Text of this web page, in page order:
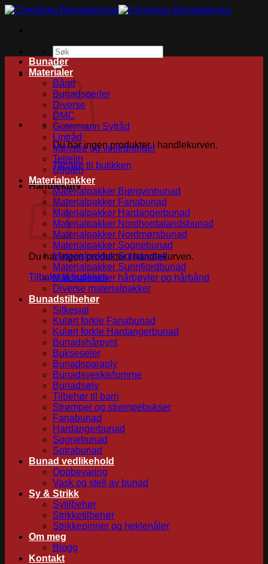
Skip
Søk
etter:
Du har ingen produkter i handlekurven.
Tilbake til butikken
Handlekurv
Du har ingen produkter i handlekurven.
Tilbake til butikken
Bunader
Materialer
Bånd
Bunadsperler
Diverse
DMC
Gütermann Sytråd
Lintråd
Mønstre og veiledninger
Tellelin
Ullgarn
Materialpakker
Materialpakker Bjørgvinbunad
Materialpakker Fanabunad
Materialpakker Hardangerbunad
Materialpakker Nordhordalandsbunad
Materialpakker Nordmørsbunad
Materialpakker Sognebunad
Materialpakker Sotrabunad
Materialpakker Sunnfjordbunad
Materialpakker hårbøyler og hårbånd
Diverse materialpakker
Bunadstilbehør
Silkesjal
Kulørt forkle Fanabunad
Kulørt forkle Hardangerbunad
Bunadshårpynt
Bukseseler
Bunadsparaply
Bunadsveske/lomme
Bunadsølv
Tilbehør til barn
Strømper og strømpebukser
Fanabunad
Hardangerbunad
Sognebunad
Sotrabunad
Bunad vedlikehold
Oppbevaring
Vask og stell av bunad
Sy & Strikk
Sytilbehør
Strikketilbehør
Strikkepinner og heklenåler
Om meg
Blogg
Kontakt